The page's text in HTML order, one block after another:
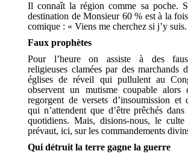
Il connaît la région comme sa poche.
destination de Monsieur 60 % est à la
comique : « Viens me cherchez si j’y
Faux prophètes
Pour l’heure on assiste à des
religieuses clamées par des marchands
églises de réveil qui pullulent au
observent un mutisme coupable
regorgent de versets d’insoumission et
qui n’attendent que d’être prêchés
quotidiens. Mais, disions-nous, le
prévaut, ici, sur les commandements
Qui détruit la terre gagne la guerre